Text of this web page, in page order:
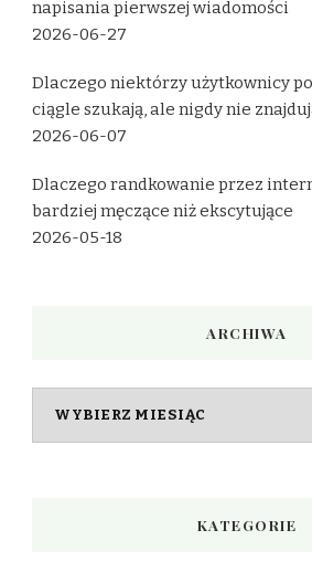
napisania pierwszej wiadomości
2026-06-27
Dlaczego niektórzy użytkownicy
ciągle szukają, ale nigdy nie
2026-06-07
Dlaczego randkowanie przez
bardziej męczące niż ekscytujące
2026-05-18
ARCHIWA
KATEGORIE